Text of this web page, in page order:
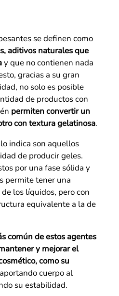
se definen como
aditivos naturales que
y que no contienen nada
gracias a su gran
no solo es posible
de productos con
permiten convertir un
con textura gelatinosa.
indica son aquellos
de producir geles.
por una fase sólida y
permite tener una
los líquidos, pero con
equivalente a la de
común de estos agentes
y mejorar el
como su
cuerpo al
su estabilidad.